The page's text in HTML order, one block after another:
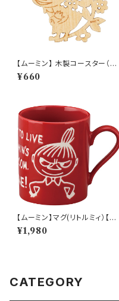
【ムーミン】 木製コースター（リト
ルミイ）【木製コースター】
¥660
【ムーミン】マグ(リトルミィ）【M
M9000】MM9002-11
¥1,980
CATEGORY